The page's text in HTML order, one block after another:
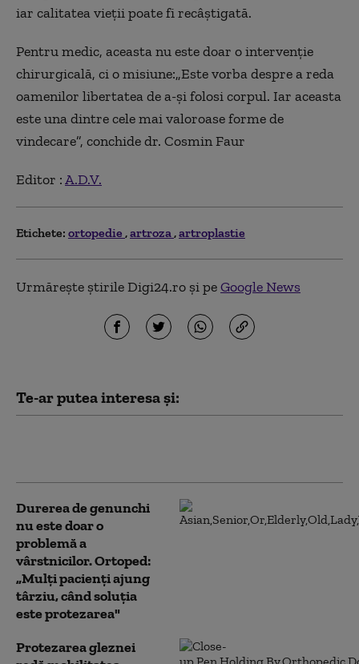
iar calitatea vieții poate fi recâștigată.
Pentru medic, aceasta nu este doar o intervenție
chirurgicală, ci o misiune:„Este vorba despre a reda
oamenilor libertatea de a-și folosi corpul. Iar aceasta
este una dintre cele mai valoroase forme de
vindecare”, conchide dr. Cosmin Faur
Editor :A.D.V.
Etichete: ortopedie artroza artroplastie
Urmărește știrile Digi24.ro și peGoogle News
Te-ar putea interesa și:
Durerea de genunchi
nu este doar o
problemă a
vârstnicilor. Ortoped:
„Mulți pacienți ajung
târziu, când soluția
este protezarea"
Protezarea gleznei